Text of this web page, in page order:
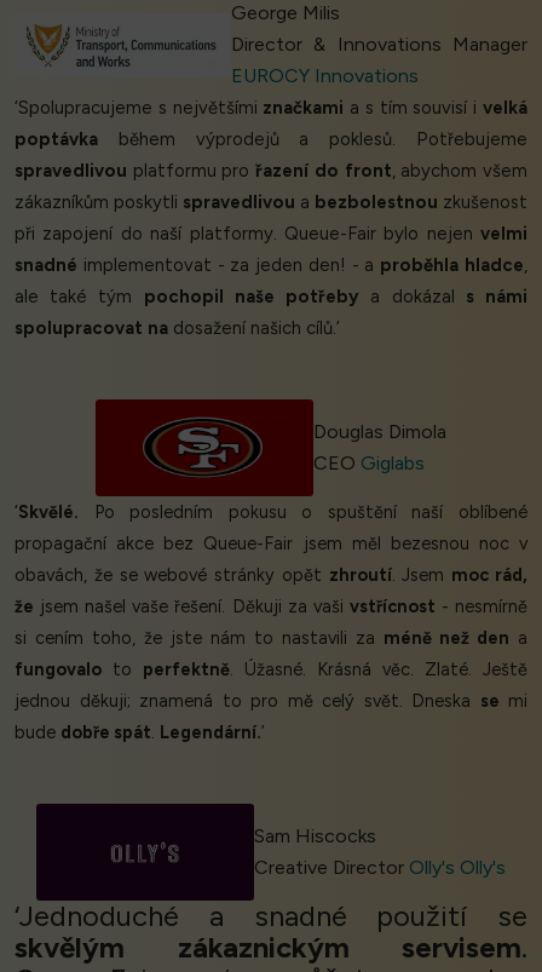
George Milis
Director & Innovations Manager
EUROCY Innovations
‘Spolupracujeme s největšími značkami a s tím souvisí ivelká
poptávka během výprodejů a poklesů. Potřebujeme
spravedlivou platformu prořazení do front, abychom všem
zákazníkům poskytli spravedlivou a bezbolestnou zkušenost
při zapojení do naší platformy. Queue-Fair bylo nejen velmi
snadné implementovat - za jeden den! - a proběhla hladce,
ale také tým pochopil naše potřeby a dokázal s námi
spolupracovat na dosažení našich cílů.’
Douglas Dimola
CEO Giglabs
‘Skvělé. Po posledním pokusu o spuštění naší oblíbené
propagační akce bez Queue-Fair jsem měl bezesnou noc v
obavách, že se webové stránky opět zhroutí. Jsem moc rád,
že jsem našel vaše řešení. Děkuji za vaši vstřícnost - nesmírně
si cením toho, že jste nám to nastavili za méně než den a
fungovalo to perfektně. Úžasné. Krásná věc. Zlaté. Ještě
jednou děkuji; znamená to pro mě celý svět. Dneska se mi
bude dobře spát. Legendární.’
Sam Hiscocks
Creative Director Olly's Olly's
‘Jednoduché a snadné použití se
skvělým zákaznickým servisem.